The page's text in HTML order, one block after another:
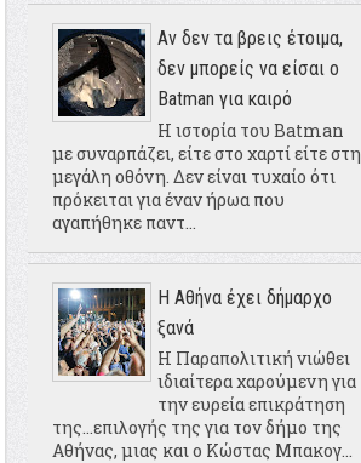
Αν δεν τα βρεις έτοιμα,
δεν μπορείς να είσαι ο
Batman για καιρό
Η ιστορία του Batman
με συναρπάζει, είτε στο χαρτί είτε στη
μεγάλη οθόνη. Δεν είναι τυχαίο ότι
πρόκειται για έναν ήρωα που
αγαπήθηκε παντ...
Η Αθήνα έχει δήμαρχο
ξανά
Η Παραπολιτική νιώθει
ιδιαίτερα χαρούμενη για
την ευρεία επικράτηση
της...επιλογής της για τον δήμο της
Αθήνας, μιας και ο Κώστας Μπακογ...